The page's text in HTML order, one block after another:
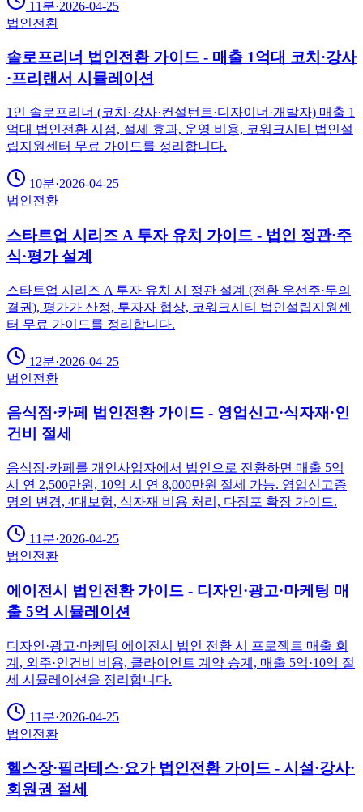
11분·2026-04-25
법인전환
솔로프리너 법인전환 가이드 - 매출 1억대 코치·강사
·프리랜서 시뮬레이션
1인 솔로프리너 (코치·강사·컨설턴트·디자이너·개발자) 매출 1
억대 법인전환 시점, 절세 효과, 운영 비용, 코워크시티 법인설
립지원센터 무료 가이드를 정리합니다.
10분·2026-04-25
법인전환
스타트업 시리즈 A 투자 유치 가이드 - 법인 정관·주
식·평가 설계
스타트업 시리즈 A 투자 유치 시 정관 설계 (전환 우선주·무의
결권), 평가가 산정, 투자자 협상, 코워크시티 법인설립지원센
터 무료 가이드를 정리합니다.
12분·2026-04-25
법인전환
음식점·카페 법인전환 가이드 - 영업신고·식자재·인
건비 절세
음식점·카페를 개인사업자에서 법인으로 전환하면 매출 5억
시 연 2,500만원, 10억 시 연 8,000만원 절세 가능. 영업신고증
명의 변경, 4대보험, 식자재 비용 처리, 다점포 확장 가이드.
11분·2026-04-25
법인전환
에이전시 법인전환 가이드 - 디자인·광고·마케팅 매
출 5억 시뮬레이션
디자인·광고·마케팅 에이전시 법인 전환 시 프로젝트 매출 회
계, 외주·인건비 비용, 클라이언트 계약 승계, 매출 5억·10억 절
세 시뮬레이션을 정리합니다.
11분·2026-04-25
법인전환
헬스장·필라테스·요가 법인전환 가이드 - 시설·강사·
회원권 절세